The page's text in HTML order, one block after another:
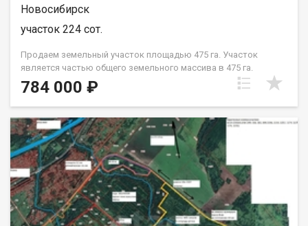
Новосибирск
участок 224 сот.
Продаем земельный участок площадью 475 га. Участок
является частью общего земельного массива в 475 га.
Рассматриваем продажу, как единым массивом, так и
нарезами от 50 га. Стоимость указана за 2,24 при условии
покупки от 50 га. Участок залеснен. Все что расположено на
участке является собственностью собственника. Земельный
участок находится в собственности у физического лица.
Техусловия не согласованы. Граничит с Питомником растений
Малиновским и Академ Ягодой. А также множественными
СНТ Березовского сельсовета. По участку проходит ЛЭП,
есть возможность подключения, свободные мощности.
Участок расположен вдоль трассы. Станция электрички
Геодезическая находится в 3 км. Уникальный ландшафт
784 000 ₽